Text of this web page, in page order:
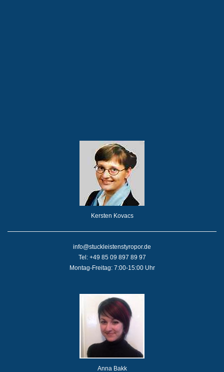
Kersten Kovacs
info@stuckleistenstyropor.de
Tel: +49 85 09 897 89 97
Montag-Freitag: 7:00-15:00 Uhr
Anna Bakk